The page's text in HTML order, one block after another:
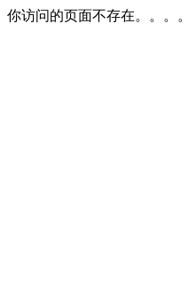
你访问的页面不存在。。。。